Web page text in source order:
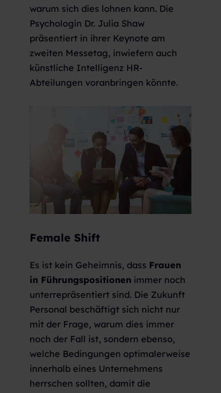
warum sich dies lohnen kann. Die
Psychologin Dr. Julia Shaw
präsentiert in ihrer Keynote am
zweiten Messetag, inwiefern auch
künstliche Intelligenz HR-
Abteilungen voranbringen könnte.
Female Shift
Es ist kein Geheimnis, dass Frauen
in Führungspositionen immer noch
unterrepräsentiert sind. Die Zukunft
Personal beschäftigt sich nicht nur
mit der Frage, warum dies immer
noch der Fall ist, sondern ebenso,
welche Bedingungen optimalerweise
innerhalb eines Unternehmens
herrschen sollten, damit die